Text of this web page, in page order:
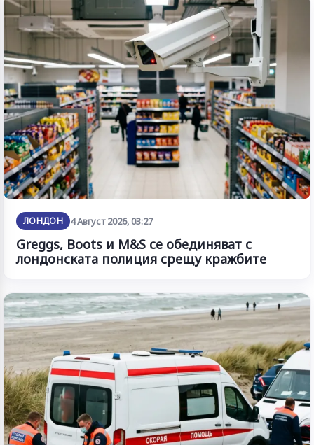
ЛОНДОН 4 Август 2026, 03:27
Greggs, Boots и M&S се обединяват с
лондонската полиция срещу кражбите